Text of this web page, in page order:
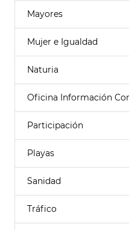
Mayores
Mujer e Igualdad
Naturia
Oficina Información
Participación
Playas
Sanidad
Tráfico